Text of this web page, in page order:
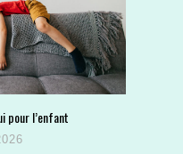
pour l’enfant